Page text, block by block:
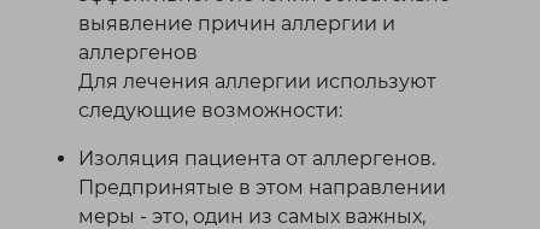
выявление причин аллергии и
аллергенов
Для лечения аллергии используют
следующие возможности:
Изоляция пациента от аллергенов.
Предпринятые в этом направлении
меры - это, один из самых важных,